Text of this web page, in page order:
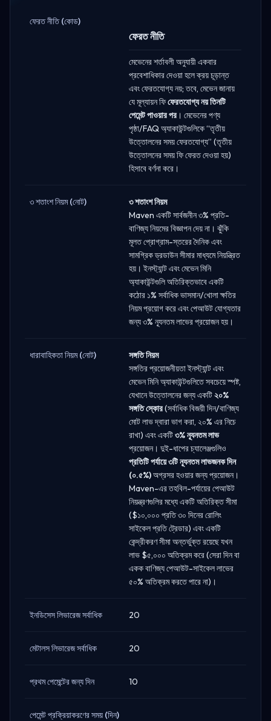
ফেরত নীতি (কোড)
ফেরত নীতি
মেভেনের শর্তাবলী অনুযায়ী একবার
প্রবেশাধিকার দেওয়া হলে ক্রয় চূড়ান্ত
এবং ফেরতযোগ্য নয়; তবে, মেভেন জানায়
যে মূল্যায়ন ফিফেরতযোগ্য নয় তিনটি
পেমেন্ট পাওয়ার পর। মেভেনের পণ্য
পৃষ্ঠা/FAQ অ্যাকাউন্টগুলিকে “তৃতীয়
উত্তোলনের সময় ফেরতযোগ্য” (তৃতীয়
উত্তোলনের সময় ফি ফেরত দেওয়া হয়)
হিসাবে বর্ণনা করে।
৩ শতাংশ নিয়ম (নোট)
৩ শতাংশ নিয়ম
Maven একটি সার্বজনীন ৩% প্রতি-
বাণিজ্য নিয়মের বিজ্ঞাপন দেয় না। ঝুঁকি
মূলত প্রোগ্রাম-স্তরের দৈনিক এবং
সামগ্রিক ড্রডাউন সীমার মাধ্যমে নিয়ন্ত্রিত
হয়। ইনস্ট্যান্ট এবং মেভেন মিনি
অ্যাকাউন্টগুলি অতিরিক্তভাবে একটি
কঠোর ১% সর্বাধিক ভাসমান/খোলা ক্ষতির
নিয়ম প্রয়োগ করে এবং পেআউট যোগ্যতার
জন্য ৩% ন্যূনতম লাভের প্রয়োজন হয়।
ধারাবাহিকতা নিয়ম (নোট)
সঙ্গতি নিয়ম
সঙ্গতির প্রয়োজনীয়তা ইনস্ট্যান্ট এবং
মেভেন মিনি অ্যাকাউন্টগুলিতে সবচেয়ে স্পষ্ট,
যেখানে উত্তোলনের জন্য একটি২০%
সঙ্গতি স্কোর(সর্বাধিক বিজয়ী দিন/বাণিজ্য
মোট লাভ দ্বারা ভাগ করা, ২০% এর নিচে
রাখা) এবং একটি৩% ন্যূনতম লাভ
প্রয়োজন। দুই-ধাপের চ্যালেঞ্জগুলিও
প্রতিটি পর্যায়ে ৩টি ন্যূনতম লাভজনক দিন
(০.৫%)অগ্রসর হওয়ার জন্য প্রয়োজন।
Maven-এর তহবিল-পর্যায়ের পেআউট
নিয়ন্ত্রণগুলির মধ্যে একটি অতিরিক্ত সীমা
($১০,০০০ প্রতি ৩০ দিনের রোলিং
সাইকেল প্রতি ট্রেডার) এবং একটি
কেন্দ্রীকরণ সীমা অন্তর্ভুক্ত রয়েছে যখন
লাভ $৫,০০০ অতিক্রম করে (সেরা দিন বা
একক বাণিজ্য পেআউট-সাইকেল লাভের
৫০% অতিক্রম করতে পারে না)।
ইনডিসেস লিভারেজ সর্বাধিক 20
মেটালস লিভারেজ সর্বাধিক 20
প্রথম পেমেন্টের জন্য দিন 10
পেমেন্ট প্রক্রিয়াকরণের সময় (দিন)